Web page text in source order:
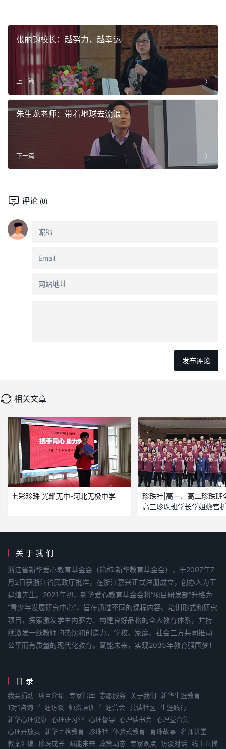
张丽钧校长：越努力，越幸运
上一篇
朱生龙老师：带着地球去流浪
下一篇
评论 (0)
相关文章
七彩珍珠 光耀无中-河北无极中学
珍珠社|高一、高二珍珠班
高三珍珠班学长学姐蟾宫
关于我们
浙江省新华爱心教育基金会（简称:新华教育基金会），于2007年7
月2日获浙江省民政厅批准，在浙江嘉兴正式注册成立，创办人为王
建煊先生。2021年初，新华爱心教育基金会将“项目研发部”升格为
“青少年发展研究中心”，旨在通过不同的课程内容、培训形式和研究
项目，探索激发学生内驱力、构建良好品格的全人教育体系，并持
续激发一线教师的热忱和创造力。学校、家庭、社会三方共同推动
公平而有质量的现代化教育。赋能未来，实现2035年教育强国梦！
目录
我要捐助 项目介绍 专家智库 志愿服务 关于我们
新华生涯教育
1对1咨询
生涯访谈 师资培训 生涯营会 共读社区
生涯践行
新华心理健康
心理研习营 心理督导 心理读书会
心理益合集
心理开放麦
新华品格教育 珍珠社 体验式教育 育珠故事
名师讲堂
教案汇编
珍珠成长 赋能未来 政策动态 专家观点 访谈对话 线上直播